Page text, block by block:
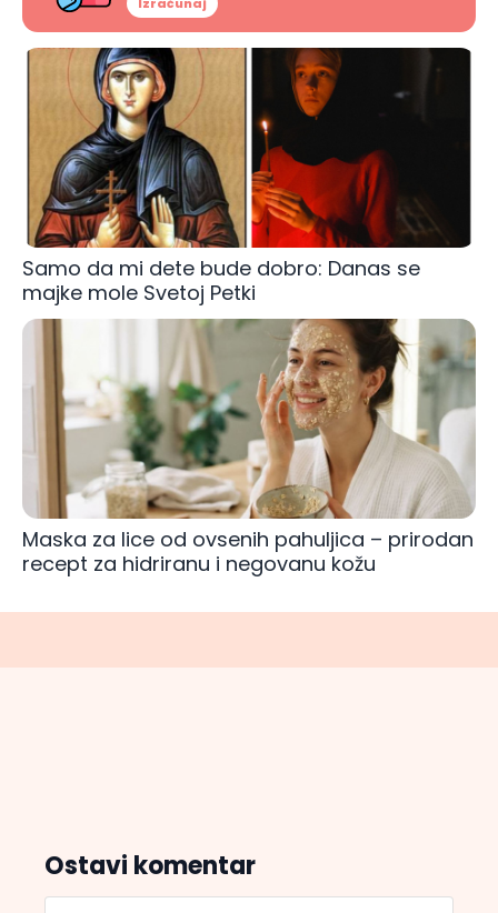
Izračunaj
Samo da mi dete bude dobro: Danas se
majke mole Svetoj Petki
Maska za lice od ovsenih pahuljica – prirodan
recept za hidriranu i negovanu kožu
Ostavi komentar